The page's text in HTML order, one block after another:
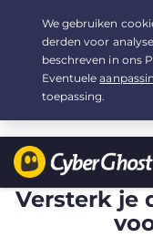
Uw keuze:de beste
Versterk je